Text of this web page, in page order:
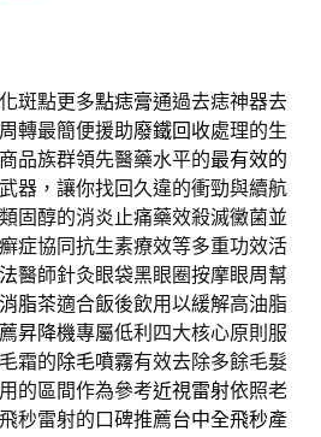
斑點更多點痣膏通過去痣神器去
轉最簡便援助廢鐵回收處理的生
品族群領先醫藥水平的最有效的
器，讓你找回久違的衝勁與續航
固醇的消炎止痛藥效殺滅黴菌並
症協同抗生素療效等多重功效活
醫師針灸眼袋黑眼圈按摩眼周幫
消脂茶適合飯後飲用以緩解高油脂
昇降機專屬低利四大核心原則服
霜的除毛噴霧有效去除多餘毛髮
的區間作為參考近視雷射依照老
秒雷射的口碑推薦台中全飛秒產